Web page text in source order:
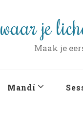
waar je
Maak je
Mandí